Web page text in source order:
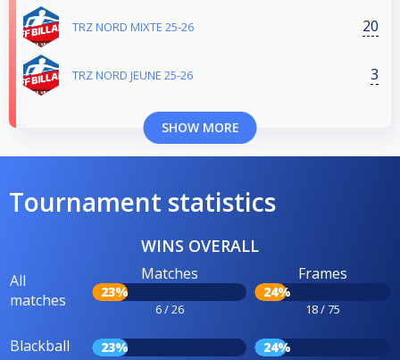
TRZ NORD MIXTE 25-26 20
TRZ NORD JEUNE 25-26 3
SHOW MORE
Tournament statistics
WINS OVERALL
All
matches
Matches
23%
6 / 26
Frames
24%
18 / 75
Blackball 23% 24%